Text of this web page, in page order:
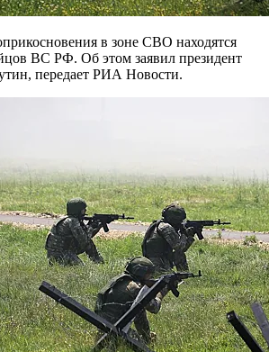
ВС РФ. Об этом заявил президент
передает РИА Новости.